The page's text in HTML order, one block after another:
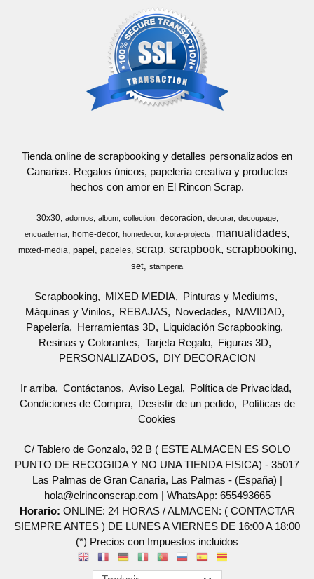
Tienda online de scrapbooking y detalles personalizados en
Canarias. Regalos únicos, papelería creativa y productos
hechos con amor en El Rincon Scrap.
30x30 adornos album collection decoracion decorar
decoupage
encuadernar
home-decor homedecor kora-projects manualidades
mixed-media papel papeles scrap scrapbook scrapbooking
set stamperia
Scrapbooking MIXED MEDIA
Pinturas y Mediums
Máquinas y Vinilos
REBAJAS Novedades
NAVIDAD
Papelería
Herramientas 3D
Liquidación Scrapbooking
Resinas y Colorantes
Tarjeta Regalo
Figuras 3D
PERSONALIZADOS
DIY DECORACION
Ir arriba Contáctanos Aviso Legal
Política de Privacidad
Condiciones de Compra
Desistir de un pedido
Políticas de
Cookies
C/ Tablero de Gonzalo, 92 B ( ESTE ALMACEN ES SOLO
PUNTO DE RECOGIDA Y NO UNA TIENDA FISICA) - 35017
Las Palmas de Gran Canaria, Las Palmas - (España) |
hola@elrinconscrap.com | WhatsApp: 655493665
Horario: ONLINE: 24 HORAS / ALMACEN: ( CONTACTAR
SIEMPRE ANTES ) DE LUNES A VIERNES DE 16:00 A 18:00
(*) Precios con Impuestos incluidos